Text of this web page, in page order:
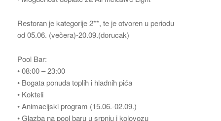
Restoran je kategorije 2**, te je otvoren u periodu
od 05.06. (večera)-20.09.(dorucak)
Pool Bar:
• 08:00 – 23:00
• Bogata ponuda toplih i hladnih pića
• Kokteli
• Animacijski program (15.06.-02.09.)
• Glazba na pool baru u srpnju i kolovozu